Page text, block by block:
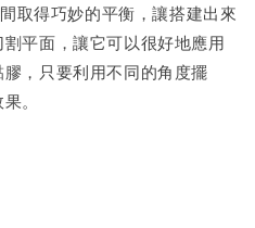
取得巧妙的平衡，讓搭建出來
平面，讓它可以很好地應用
，只要利用不同的角度擺
。